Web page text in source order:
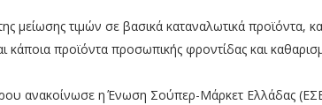
μείωσης τιμών σε βασικά καταναλωτικά προϊόντα,
κάποια προϊόντα προσωπικής φροντίδας και
ανακοίνωσε η Ένωση Σούπερ-Μάρκετ Ελλάδας